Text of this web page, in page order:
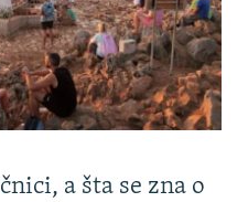
a šta se zna o